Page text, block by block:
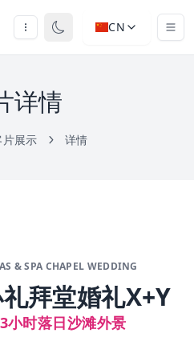
CN
详情
片展示 详情
& SPA CHAPEL WEDDING
拜堂婚礼X+Y
小时落日沙滩外景